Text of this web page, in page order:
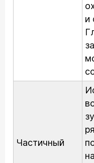
и
Частичный